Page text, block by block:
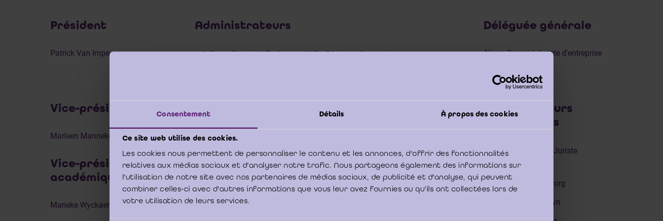
Consentement Détails À propos des cookies
Ce site web utilise des cookies.
Les cookies nous permettent de personnaliser le contenu et les annonces, d'offrir des fonctionnalités
relatives aux médias sociaux et d'analyser notre trafic. Nous partageons également des informations sur
l'utilisation de notre site avec nos partenaires de médias sociaux, de publicité et d'analyse, qui peuvent
combiner celles-ci avec d'autres informations que vous leur avez fournies ou qu'ils ont collectées lors de
votre utilisation de leurs services.
Président
Patrick Van Impe
Vice-présidente
Marleen Mannekens
Vice-présidente
académique
Marieke Wyckaert
Administrateurs
Diane Breesch | Professeur VUB - Réviseur d'entreprises
Fernand Maillard | Réviseur d'entreprises
Yves De Rongé | Professeur UCL
Olivier Vertessen | Réviseur d'entreprises
Thierry Dupont | Réviseur d'entreprises honoraire
Laura Guarino | Réviseur d'entreprises
Déléguée générale
Alexia Cauwe | Juriste d'entreprise
Collaborateurs
scientifiques
Camille Luxen | Juriste
d'entreprise
Katrien Van Tilborg
Clément De Bruyn